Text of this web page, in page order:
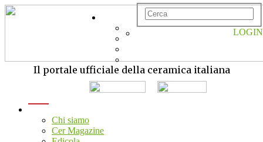
Il portale ufficiale della ceramica italiana
Chi siamo
Cer Magazine
LOGIN